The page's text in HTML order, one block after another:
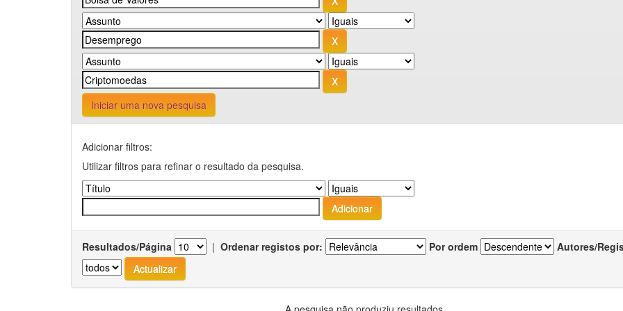
Iniciar uma nova pesquisa
Adicionar filtros:
Utilizar filtros para refinar o resultado da pesquisa.
Resultados/Página | Ordenar registos por: Por ordem Autores/